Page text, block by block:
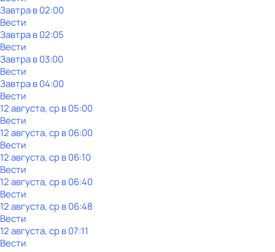
Завтра в 02:00
Вести
Завтра в 02:05
Вести
Завтра в 03:00
Вести
Завтра в 04:00
Вести
12 августа, ср в 05:00
Вести
12 августа, ср в 06:00
Вести
12 августа, ср в 06:10
Вести
12 августа, ср в 06:40
Вести
12 августа, ср в 06:48
Вести
12 августа, ср в 07:11
Вести